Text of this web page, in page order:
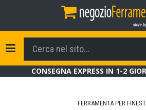
Toggle Navigation
CONSEGNA EXPRESS IN 1-2
FERRAMENTA PER